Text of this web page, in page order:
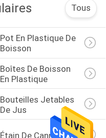
Tous
Pot En Plastique De
Boisson
Boîtes De Boisson
En Plastique
Bouteilles Jetables
De Jus
Étain De Cannabis